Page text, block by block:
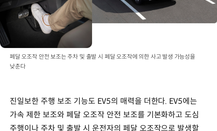
페달 오조작 안전 보조는 주차 및 출발 시 페달 오조작에 의한 사고 발생 가능성을
낮춘다
진일보한 주행 보조 기능도 EV5의 매력을 더한다. EV5에는
가속 제한 보조와 페달 오조작 안전 보조를 기본화하고 도심
주행이나 주차 및 출발 시 운전자의 페달 오조작으로 발생할